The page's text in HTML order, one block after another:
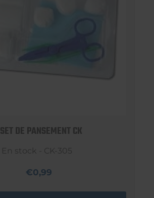
SET DE PANSEMENT CK
En stock - CK-305
€0,99